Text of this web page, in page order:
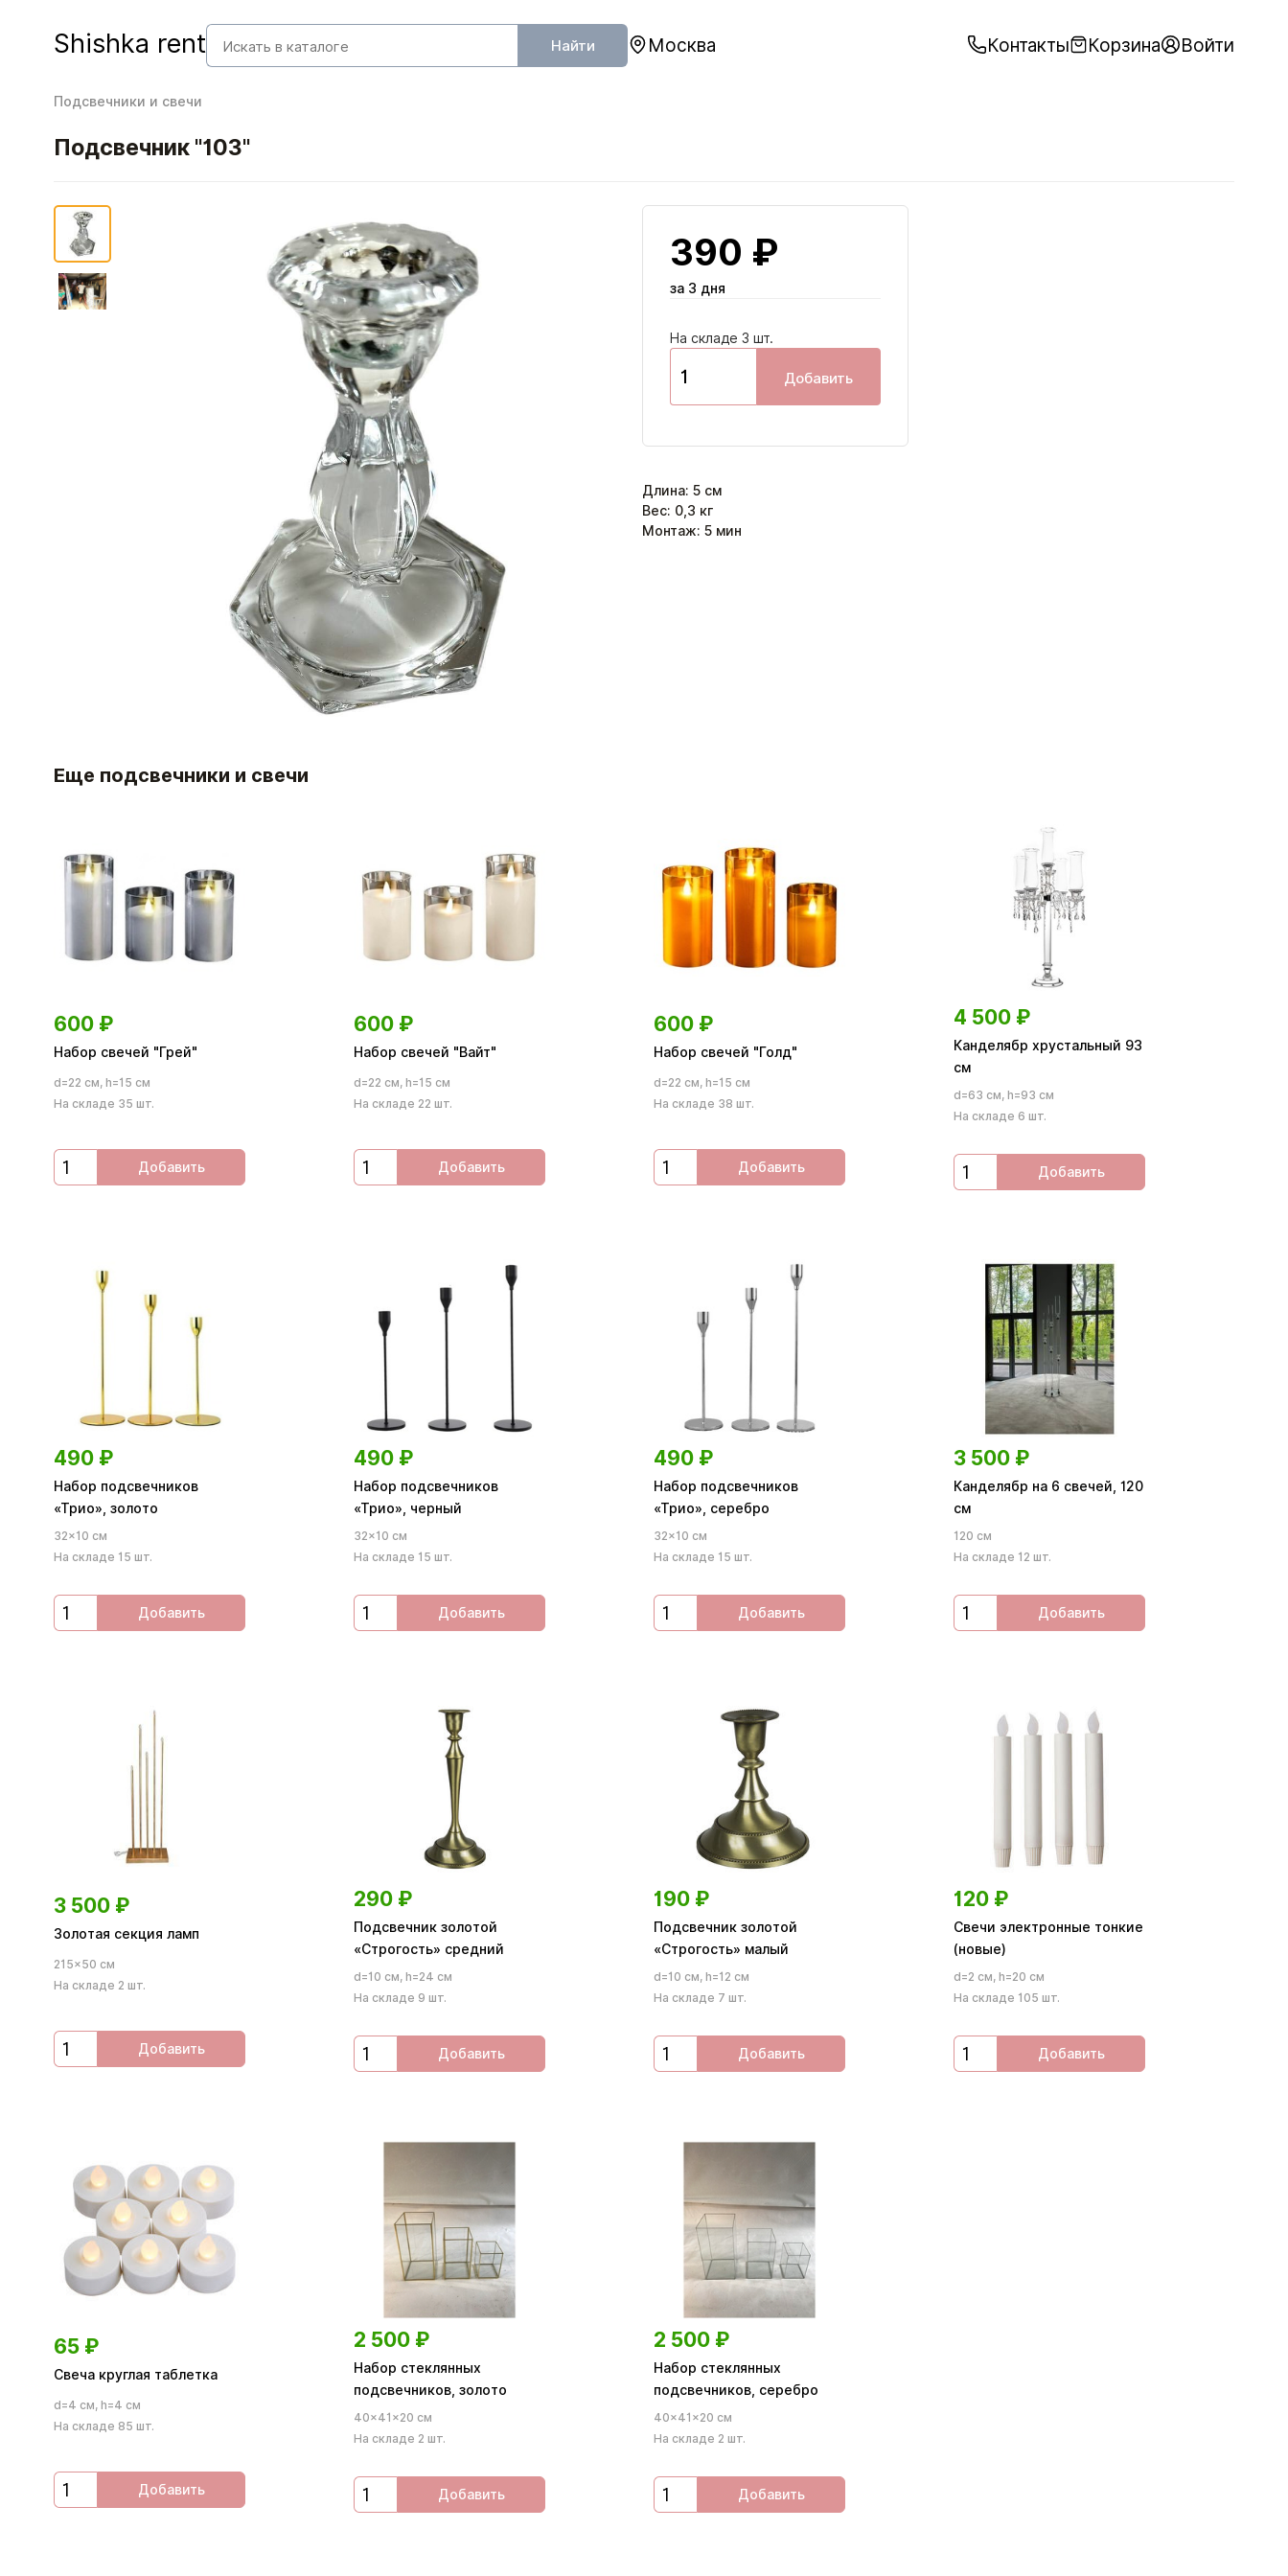
Shishka rent Найти Москва Контакты Корзина Войти
Подсвечники и свечи
Подсвечник "103"
390 ₽
за 3 дня
На складе 3 шт.
Добавить
Длина: 5 см
Вес: 0,3 кг
Монтаж: 5 мин
Еще подсвечники и свечи
600 ₽
Набор свечей "Грей"
d=22 см, h=15 см
На складе 35 шт.
Добавить
600 ₽
Набор свечей "Вайт"
d=22 см, h=15 см
На складе 22 шт.
Добавить
600 ₽
Набор свечей "Голд"
d=22 см, h=15 см
На складе 38 шт.
Добавить
4 500 ₽
Канделябр хрустальный 93
см
d=63 см, h=93 см
На складе 6 шт.
Добавить
490 ₽
Набор подсвечников
«Трио», золото
32×10 см
На складе 15 шт.
Добавить
490 ₽
Набор подсвечников
«Трио», черный
32×10 см
На складе 15 шт.
Добавить
490 ₽
Набор подсвечников
«Трио», серебро
32×10 см
На складе 15 шт.
Добавить
3 500 ₽
Канделябр на 6 свечей, 120
см
120 см
На складе 12 шт.
Добавить
3 500 ₽
Золотая секция ламп
215×50 см
На складе 2 шт.
Добавить
290 ₽
Подсвечник золотой
«Строгость» средний
d=10 см, h=24 см
На складе 9 шт.
Добавить
190 ₽
Подсвечник золотой
«Строгость» малый
d=10 см, h=12 см
На складе 7 шт.
Добавить
120 ₽
Свечи электронные тонкие
(новые)
d=2 см, h=20 см
На складе 105 шт.
Добавить
65 ₽
Свеча круглая таблетка
d=4 см, h=4 см
На складе 85 шт.
Добавить
2 500 ₽
Набор стеклянных
подсвечников, золото
40×41×20 см
На складе 2 шт.
Добавить
2 500 ₽
Набор стеклянных
подсвечников, серебро
40×41×20 см
На складе 2 шт.
Добавить